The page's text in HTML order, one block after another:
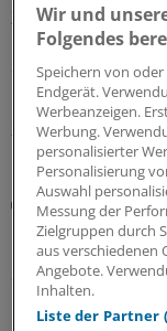
Zwei
im MVZ Labertal
Selbstständigkeit
28.06.2026
Ambulantisierung
Dermatologie-
ambulante
MVZ-Strukturen
Wir und
Folgendes
Speichern von
Endgerät.
Werbeanzeigen.
Werbung.
personalisierter
Personalisierung
Auswahl
Messung der
Zielgruppen durch
aus verschiedenen
Angebote.
Inhalten.
Liste der Partner